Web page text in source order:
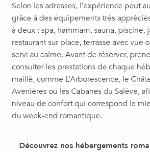
Selon les adresses, l’expérience peut
grâce à des équipements très
à deux : spa, hammam, sauna, piscine,
restaurant sur place, terrasse avec vue
servi au calme. Avant de réserver,
consulter les prestations de chaque
maillé, comme L’Arborescence, le
Avenières ou les Cabanes du Salève,
niveau de confort qui correspond le
du week-end romantique.
Découvrez nos hébergements